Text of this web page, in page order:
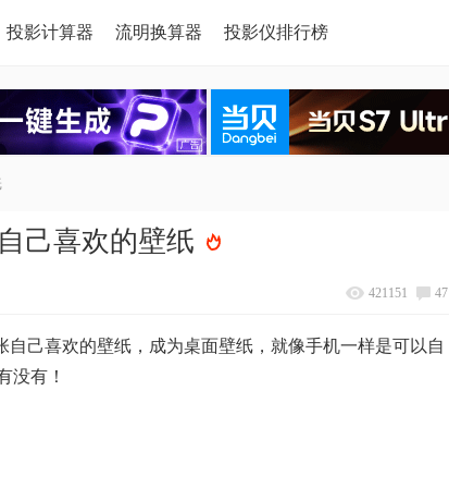
投影计算器 流明换算器 投影仪排行榜
己喜欢的壁纸
421151 47
己喜欢的壁纸，成为桌面壁纸，就像手机一样是可以自
没有！